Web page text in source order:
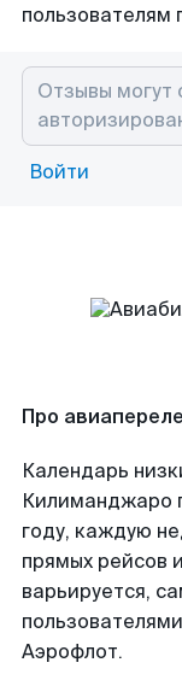
пользователям
Войти
Про
Календарь
Килиманджаро
году, каждую
прямых рейсов
варьируется,
Аэрофлот.